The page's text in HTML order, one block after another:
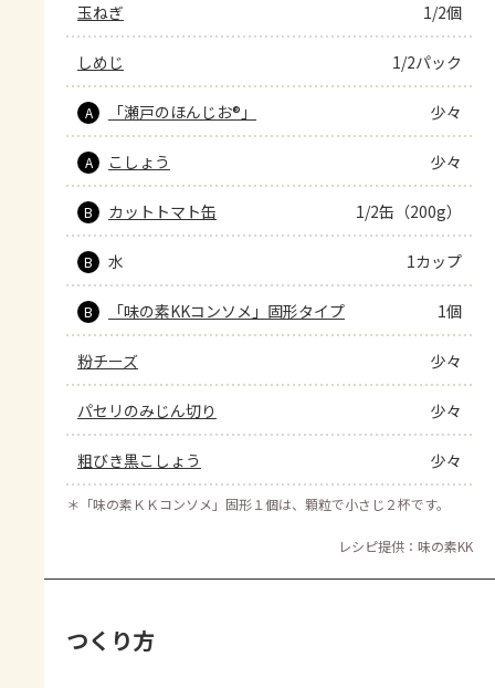
玉ねぎ 1/2個
しめじ 1/2パック
A 「瀬戸のほんじお®」 少々
A こしょう 少々
B カットトマト缶 1/2缶（200g）
B 水 1カップ
B 「味の素KKコンソメ」固形タイプ 1個
粉チーズ 少々
パセリのみじん切り 少々
粗びき黒こしょう 少々
＊ 「味の素ＫＫコンソメ」固形１個は、顆粒で小さじ２杯です。
レシピ提供：味の素KK
つくり方